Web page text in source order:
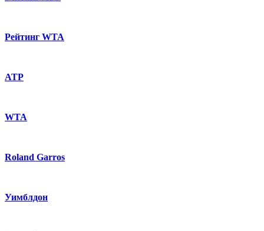
Рейтинг WTA
ATP
WTA
Roland Garros
Уимблдон